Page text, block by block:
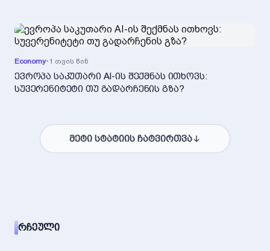
Economy•1 თვის წინ
ევროპა საკუთარი AI-ის შექმნას ითხოვს:
სუვერენიტეტი თუ გადარჩენის გზა?
მეტი სტატიის ჩატვირთვა
ᲠᲩᲔᲣᲚᲘ